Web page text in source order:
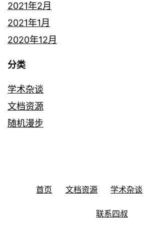
2021年2月
2021年1月
2020年12月
分类
学术杂谈
文档资源
随机漫步
首页 文档资源 学术杂谈
联系四叔